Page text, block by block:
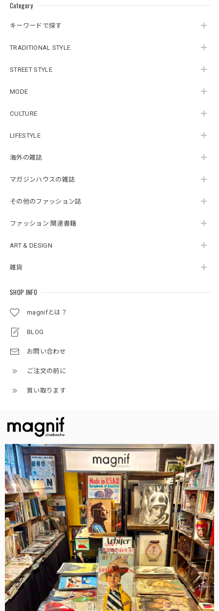
Category
キーワードで探す
TRADITIONAL STYLE
STREET STYLE
MODE
CULTURE
LIFESTYLE
海外の雑誌
マガジンハウスの雑誌
その他のファッション誌
ファッション 関連書籍
ART & DESIGN
雑貨
SHOP INFO
magnifとは？
BLOG
お問い合わせ
ご注文の前に
買い取ります